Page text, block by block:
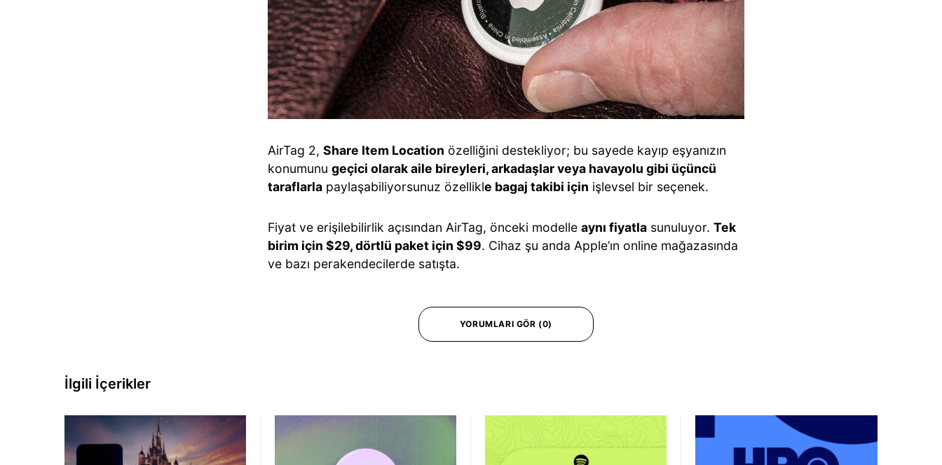
AirTag 2, Share Item Location özelliğini destekliyor; bu sayede kayıp eşyanızın
konumunu geçici olarak aile bireyleri, arkadaşlar veya havayolu gibi üçüncü
taraflarla paylaşabiliyorsunuz özellikle bagaj takibi için işlevsel bir seçenek.
Fiyat ve erişilebilirlik açısından AirTag, önceki modelle aynı fiyatla sunuluyor. Tek
birim için $29, dörtlü paket için $99. Cihaz şu anda Apple’ın online mağazasında
ve bazı perakendecilerde satışta.
YORUMLARI GÖR (0)
İlgili İçerikler